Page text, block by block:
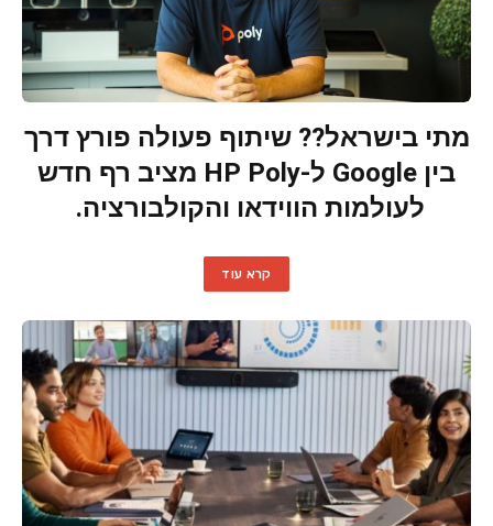
מתי בישראל?? שיתוף פעולה פורץ דרך
בין Google ל-HP Poly מציב רף חדש
לעולמות הווידאו והקולבורציה.
קרא עוד